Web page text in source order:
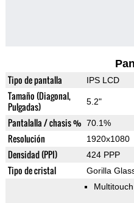
Tipo de pantalla IPS LCD
Tamaño (Diagonal,
Pulgadas)
5.2"
Pantalalla / chasis % 70.1%
Resolución 1920x1080
Densidad (PPI) 424 PPP
Tipo de cristal Gorilla
Multitouch